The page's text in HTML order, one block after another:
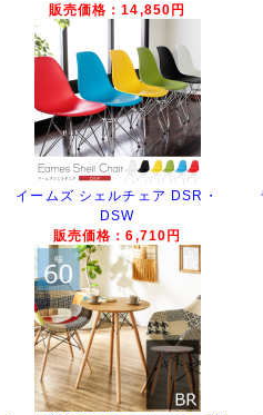
販売価格：14,850円
イームズ シェルチェア DSR・
DSW
販売価格：6,710円